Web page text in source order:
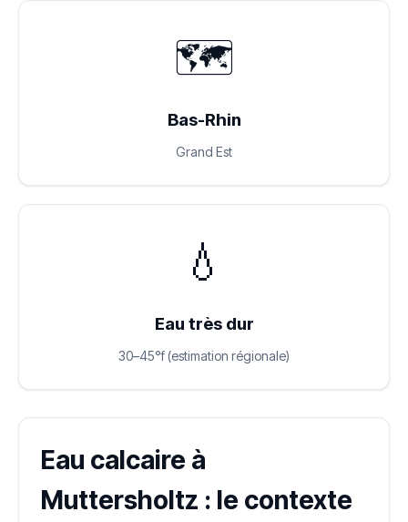
🗺️
Bas-Rhin
Grand Est
💧
Eau très dur
30–45°f (estimation régionale)
Eau calcaire à
Muttersholtz : le contexte